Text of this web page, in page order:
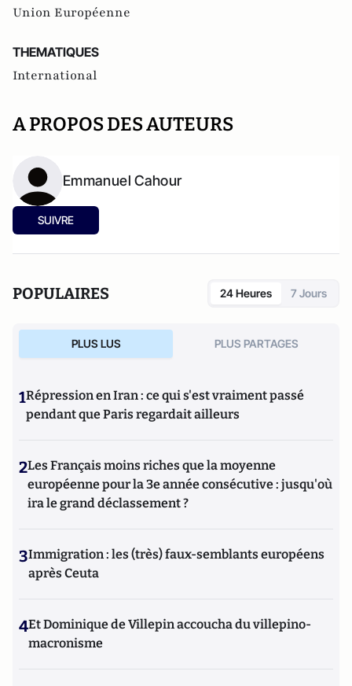
Union Européenne
THEMATIQUES
International
A PROPOS DES AUTEURS
Emmanuel Cahour
SUIVRE
POPULAIRES 24 Heures 7 Jours
PLUS LUS PLUS PARTAGES
1Répression en Iran : ce qui s'est vraiment passé
pendant que Paris regardait ailleurs
2Les Français moins riches que la moyenne
européenne pour la 3e année consécutive : jusqu'où
ira le grand déclassement ?
3Immigration : les (très) faux-semblants européens
après Ceuta
4Et Dominique de Villepin accoucha du villepino-
macronisme